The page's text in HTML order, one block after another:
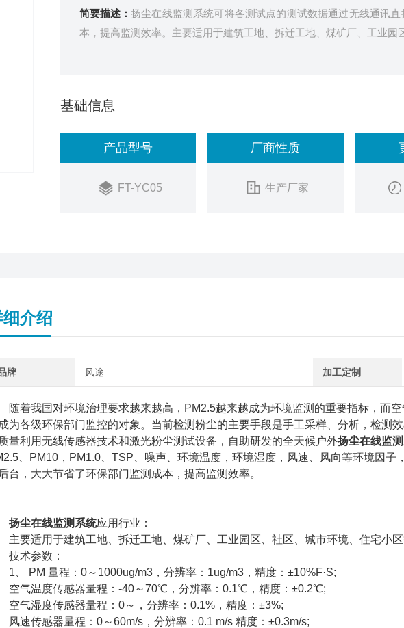
简要描述： 扬尘在线监测系统可将各测试点的测试数据通过无线通讯
本，提高监测效率。主要适用于建筑工地、拆迁工地、煤矿厂、工业园
基础信息
产品型号
FT-YC05
厂商性质
生产厂家
介绍
牌 风途 加工定制
我国对环境治理要求越来越高，PM2.5越来越成为环境监测的重要指标，而空
为各级环保部门监控的对象。当前检测粉尘的主要手段是手工采样、分析，检测
量利用无线传感器技术和激光粉尘测试设备，自助研发的全天候户外扬尘在线监
、PM10，PM1.0、TSP、噪声、环境温度，环境湿度，风速、风向等环境因子
台，大大节省了环保部门监测成本，提高监测效率。
扬尘在线监测系统应用行业：
适用于建筑工地、拆迁工地、煤矿厂、工业园区、社区、城市环境、住宅小区
参数：
PM 量程：0～1000ug/m3，分辨率：1ug/m3，精度：±10%F·S;
温度传感器量程：-40～70℃，分辨率：0.1℃，精度：±0.2℃;
湿度传感器量程：0～，分辨率：0.1%，精度：±3%;
传感器量程：0～60m/s，分辨率：0.1 m/s 精度：±0.3m/s;